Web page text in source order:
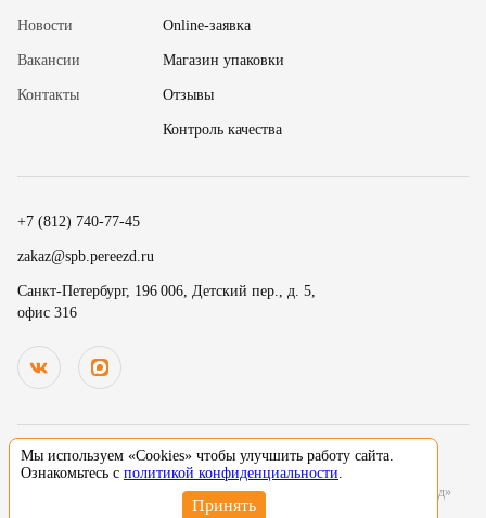
Новости
Вакансии
Контакты
Online-заявка
Магазин упаковки
Отзывы
Контроль качества
+7 (812) 740-77-45
zakaz@spb.pereezd.ru
Санкт-Петербург, 196 006, Детский пер., д. 5,
офис 316
© 2000-2026 Деликатный переезд зарегистрированный товарный знак. Все
исключительные права принадлежат ООО «Деликатный переезд Северо-Запад»
Номер телефона
ремя для звонка
18
19
20
9
11
13
15
00
00
15
Нажимая на кнопку «Оставить заявку», вы даете согласие
Нажимая на кнопку «Оплатить», вы принимаете условия
даете согласие
Мы используем «Cookies» чтобы улучшить работу сайта.
Ознакомьтесь с политикой конфиденциальности.